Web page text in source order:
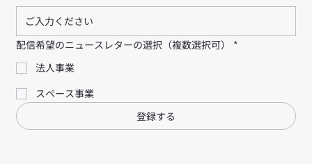
配信希望のニュースレターの選択（複数選択可）
*
法人事業
スペース事業
登録する